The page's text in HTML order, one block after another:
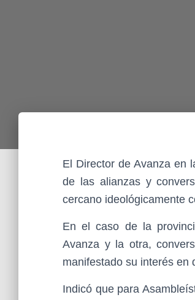
El Director de Avanza en
de las alianzas y
cercano ideológicamente
En el caso de la
Avanza y la otra,
manifestado su interés en
Indicó que para